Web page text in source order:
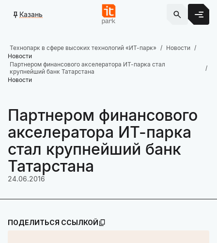
Казань
Технопарк в сфере высоких технологий «ИТ-парк»
Новости
Новости
Партнером финансового акселератора ИТ-парка стал
крупнейший банк Татарстана
Новости
Партнером финансового
акселератора ИТ-парка
стал крупнейший банк
Татарстана
24.06.2016
ПОДЕЛИТЬСЯ ССЫЛКОЙ